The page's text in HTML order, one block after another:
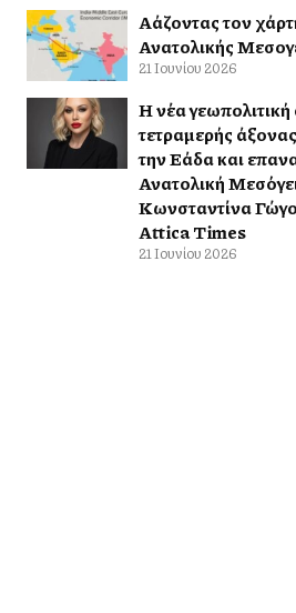
Αλλάζοντας τον
Ανατολικής
21 Ιουνίου 2026
Η νέα
τετραμερής
την Ελλάδα και
Ανατολική
Κωνσταντίνα
Attica Times
21 Ιουνίου 2026